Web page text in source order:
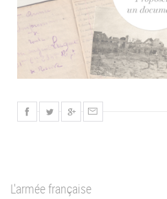
L'armée française